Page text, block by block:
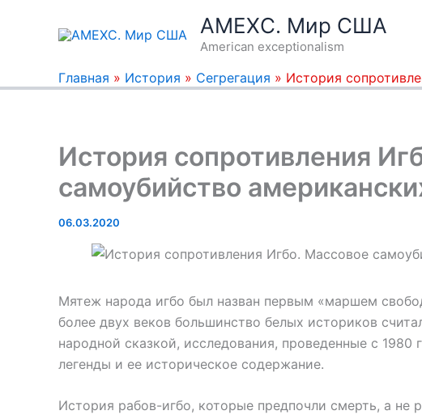
AMEXC. Мир США
American exceptionalism
Главная » История » Сегрегация » История
История сопротивления
самоубийство
06.03.2020
Мятеж народа игбо был назван первым «маршем
более двух веков большинство белых историков
народной сказкой, исследования, проведенные с
легенды и ее историческое содержание.
История рабов-игбо, которые предпочли смерть, а